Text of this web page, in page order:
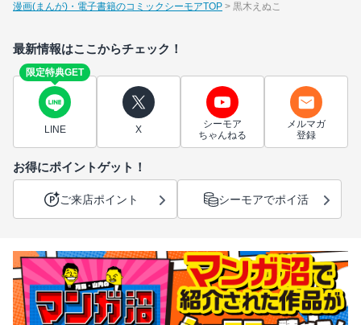
漫画(まんが)・電子書籍のコミックシーモアTOP 黒木えぬこ
最新情報はここからチェック！
限定特典GET
LINE X
シーモア
ちゃんねる
メルマガ
登録
お得にポイントゲット！
ご来店ポイント シーモアでポイ活